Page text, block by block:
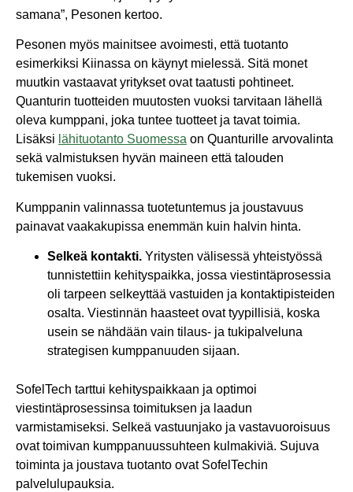
samana”, Pesonen kertoo.
Pesonen myös mainitsee avoimesti, että tuotanto
esimerkiksi Kiinassa on käynyt mielessä. Sitä monet
muutkin vastaavat yritykset ovat taatusti pohtineet.
Quanturin tuotteiden muutosten vuoksi tarvitaan lähellä
oleva kumppani, joka tuntee tuotteet ja tavat toimia.
Lisäksi lähituotanto Suomessa on Quanturille arvovalinta
sekä valmistuksen hyvän maineen että talouden
tukemisen vuoksi.
Kumppanin valinnassa tuotetuntemus ja joustavuus
painavat vaakakupissa enemmän kuin halvin hinta.
Selkeä kontakti. Yritysten välisessä yhteistyössä
tunnistettiin kehityspaikka, jossa viestintäprosessia
oli tarpeen selkeyttää vastuiden ja kontaktipisteiden
osalta. Viestinnän haasteet ovat tyypillisiä, koska
usein se nähdään vain tilaus- ja tukipalveluna
strategisen kumppanuuden sijaan.
SofelTech tarttui kehityspaikkaan ja optimoi
viestintäprosessinsa toimituksen ja laadun
varmistamiseksi. Selkeä vastuunjako ja vastavuoroisuus
ovat toimivan kumppanuussuhteen kulmakiviä. Sujuva
toiminta ja joustava tuotanto ovat SofelTechin
palvelulupauksia.